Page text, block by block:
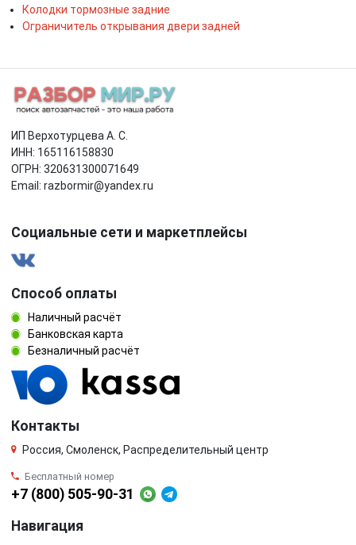
Колодки тормозные задние
Ограничитель открывания двери задней
ИП Верхотурцева А. С.
ИНН: 165116158830
ОГРН: 320631300071649
Email: razbormir@yandex.ru
Социальные сети и маркетплейсы
Способ оплаты
Наличный расчёт
Банковская карта
Безналичный расчёт
Контакты
Россия, Смоленск, Распределительный центр
Бесплатный номер
+7 (800) 505-90-31
Навигация